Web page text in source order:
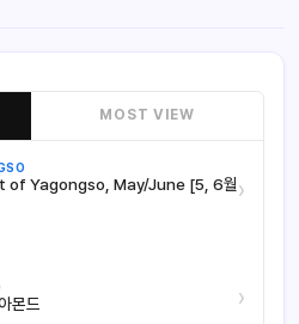
MOST VIEW
of Yagongso, May/June [5, 6월›
몬드 ›